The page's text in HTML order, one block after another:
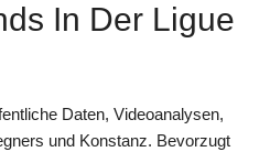
In Der Ligue
Daten, Videoanalysen,
und Konstanz. Bevorzugt